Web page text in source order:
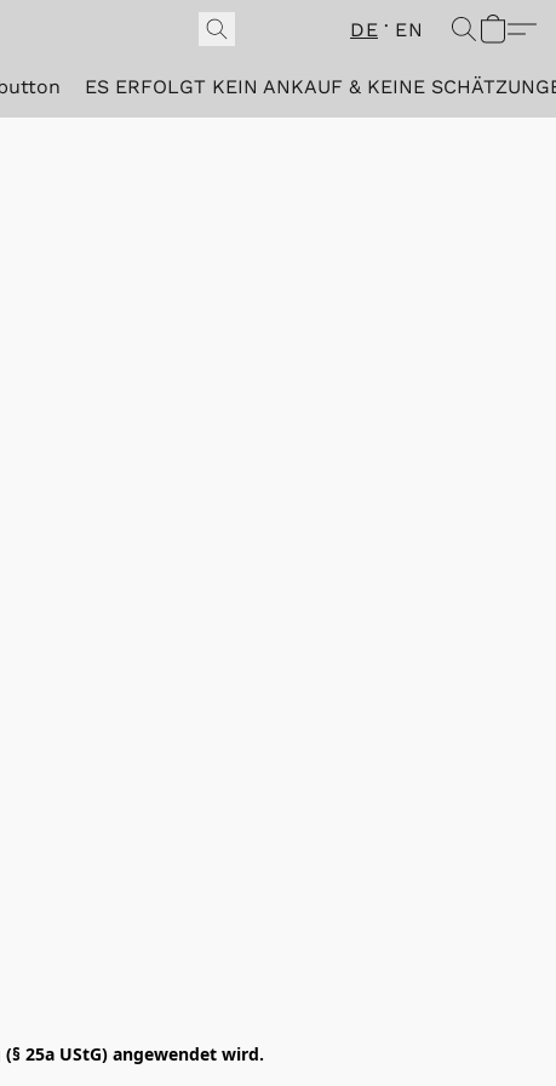
DE EN
ES ERFOLGT KEIN ANKAUF & KEINE
25a UStG) angewendet wird.